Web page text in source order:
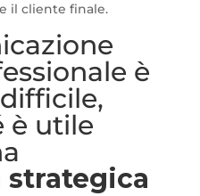
il cliente finale.
è
è utile
strategica